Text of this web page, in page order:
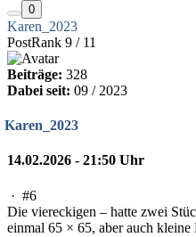
0
Karen_2023
PostRank 9 / 11
Beiträge: 328
Dabei seit: 09 / 2023
Karen_2023
14.02.2026 - 21:50 Uhr
· #6
Die viereckigen – hatte zwei
einmal 65 × 65, aber auch kleine